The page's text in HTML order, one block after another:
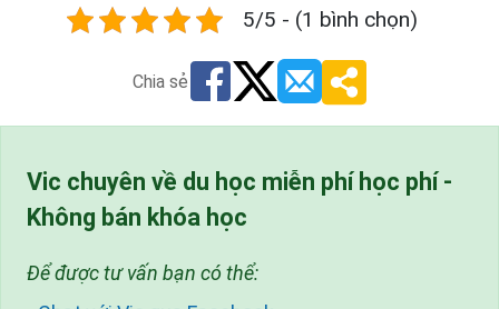
5/5 - (1 bình chọn)
Chia sẻ
Vic chuyên về du học miễn phí học phí -
Không bán khóa học
Để được tư vấn bạn có thể: